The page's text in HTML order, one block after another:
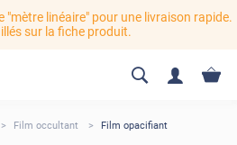
"mètre linéaire" pour une livraison rapide.
sur la fiche produit.
Film occultant Film opacifiant